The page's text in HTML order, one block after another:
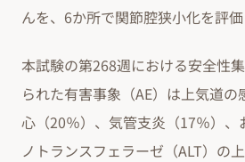
んを、6か所で関節腔狭小化を評
本試験の第268週における安全性
られた有害事象（AE）は上気道
心（20％）、気管支炎（17％）、
ノトランスフェラーゼ（ALT）の